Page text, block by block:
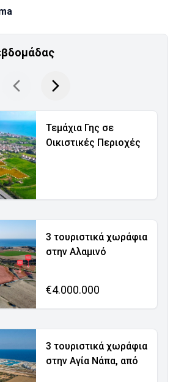
Τεμάχια Γης σε
Οικιστικές Περιοχές
3 τουριστικά χωράφια
στην Αλαμινό
€4.000.000
3 τουριστικά χωράφια
στην Αγία Νάπα, από